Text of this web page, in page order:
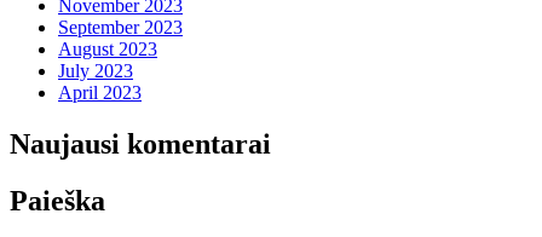
November 2023
September 2023
August 2023
July 2023
April 2023
Naujausi komentarai
Paieška